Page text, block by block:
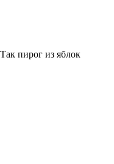
пирог из яблок